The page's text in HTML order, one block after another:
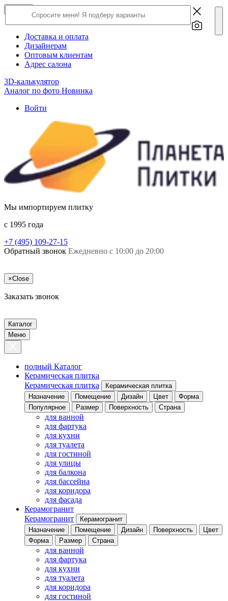
О компании
Доставка и оплата
Дизайнерам
Оптовым клиентам
Адрес салона
3D-калькулятор
Аналог по фото Новинка
Войти
Мы импортируем плитку
c 1995 года
+7 (495) 109-27-15
Обратный звонок Ежедневно с 10:00 до 20:00
×Close
Заказать звонок
Каталог
Меню
полный Каталог
Керамическая плитка
Керамическая плитка
Керамическая плитка
Назначение
Помещение Дизайн Цвет
Форма
Популярное
Размер Поверхность Страна
для ванной
для фартука
для кухни
для туалета
для гостиной
для улицы
для балкона
для бассейна
для коридора
для фасада
Керамогранит
Керамогранит
Керамогранит
Назначение
Помещение Дизайн Поверхность
Цвет
Форма
Размер Страна
для ванной
для фартука
для кухни
для туалета
для коридора
для гостиной